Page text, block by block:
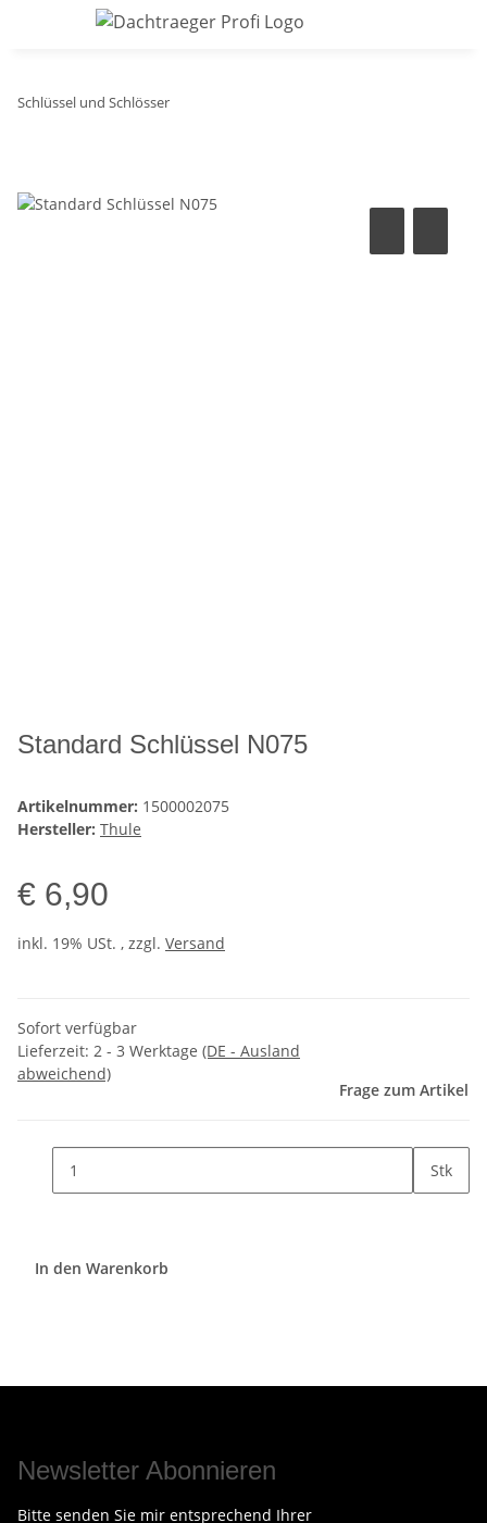
Schlüssel und Schlösser
Standard Schlüssel N075
Artikelnummer: 1500002075
Hersteller: Thule
€ 6,90
inkl. 19% USt. , zzgl. Versand
Sofort verfügbar
Lieferzeit: 2 - 3 Werktage (DE - Ausland
abweichend)
Frage zum Artikel
Stk
In den Warenkorb
Newsletter Abonnieren
Bitte senden Sie mir entsprechend Ihrer